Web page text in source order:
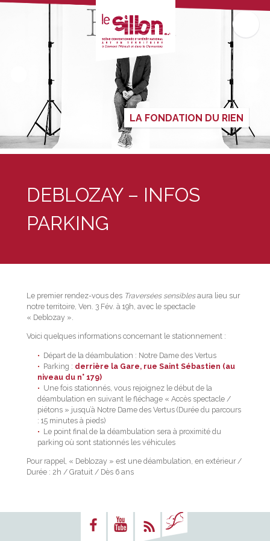
LA FONDATION DU RIEN
DEBLOZAY – INFOS
PARKING
Le premier rendez-vous des Traversées sensiblesaura lieu sur
notre territoire, Ven. 3 Fév. à 19h, avec le spectacle
« Deblozay ».
Voici quelques informations concernant le stationnement :
Départ de la déambulation : Notre Dame des Vertus
Parking : derrière la Gare, rue Saint Sébastien (au
niveau du n° 179)
Une fois stationnés, vous rejoignez le début de la
déambulation en suivant le fléchage « Accès spectacle /
piétons » jusqu’à Notre Dame des Vertus (Durée du parcours
: 15 minutes à pieds)
Le point final de la déambulation sera à proximité du
parking où sont stationnés les véhicules
Pour rappel, « Deblozay » est une déambulation, en extérieur /
Durée : 2h / Gratuit / Dès 6 ans